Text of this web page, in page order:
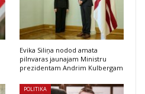
Evika Siliņa nodod amata
pilnvaras jaunajam Ministru
prezidentam Andrim Kulbergam
POLITIKA